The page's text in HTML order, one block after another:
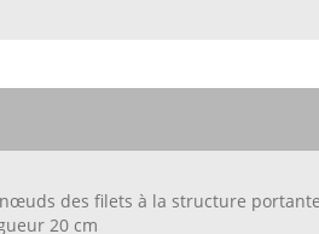
des filets à la structure
20 cm